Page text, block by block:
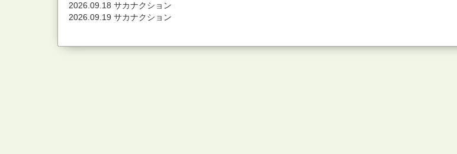
2026.09.18 サカナクション
2026.09.19 サカナクション